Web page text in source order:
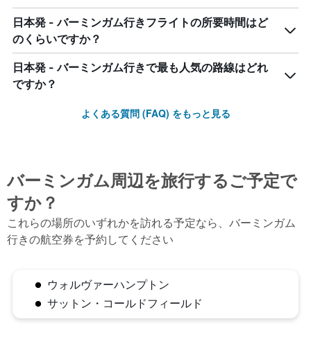
日本発 - バーミンガム行きフライトの所要時間はど
のくらいですか？
日本発 - バーミンガム行きで最も人気の路線はどれ
ですか？
よくある質問 (FAQ) をもっと見る
バーミンガム​周辺を旅行するご予定で
すか？
これらの場所のいずれかを訪れる予定なら、バーミンガム
行きの航空券を予約してください
ウォルヴァーハンプトン
サットン・コールドフィールド